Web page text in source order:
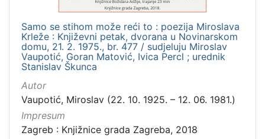
Samo se stihom može reći to : poezija Miroslava
Krleže : Književni petak, dvorana u Novinarskom
domu, 21. 2. 1975., br. 477 / sudjeluju Miroslav
Vaupotić, Goran Matović, Ivica Percl ; urednik
Stanislav Škunca
Autor
Vaupotić, Miroslav (22. 10. 1925. – 12. 06. 1981.)
Impresum
Zagreb : Knjižnice grada Zagreba, 2018